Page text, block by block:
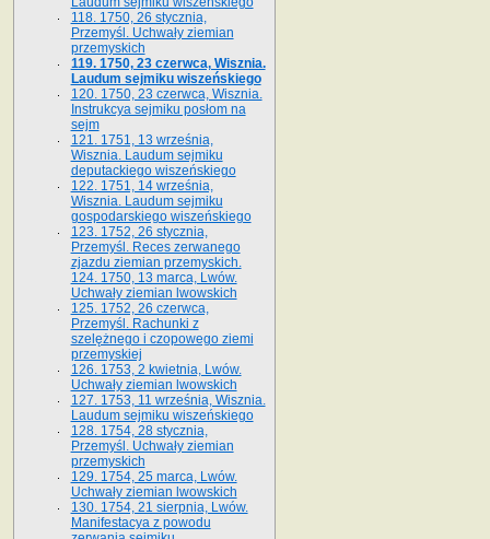
118. 1750, 26 stycznia,
Przemyśl. Uchwały ziemian
przemyskich
119. 1750, 23 czerwca, Wisznia.
Laudum sejmiku wiszeńskiego
120. 1750, 23 czerwca, Wisznia.
Instrukcya sejmiku posłom na
sejm
121. 1751, 13 września,
Wisznia. Laudum sejmiku
deputackiego wiszeńskiego
122. 1751, 14 września,
Wisznia. Laudum sejmiku
gospodarskiego wiszeńskiego
123. 1752, 26 stycznia,
Przemyśl. Reces zerwanego
zjazdu ziemian przemyskich.
124. 1750, 13 marca, Lwów.
Uchwały ziemian lwowskich
125. 1752, 26 czerwca,
Przemyśl. Rachunki z
szelężnego i czopowego ziemi
przemyskiej
126. 1753, 2 kwietnia, Lwów.
Uchwały ziemian lwowskich
127. 1753, 11 września, Wisznia.
Laudum sejmiku wiszeńskiego
128. 1754, 28 stycznia,
Przemyśl. Uchwały ziemian
przemyskich
129. 1754, 25 marca, Lwów.
Uchwały ziemian lwowskich
130. 1754, 21 sierpnia, Lwów.
Manifestacya z powodu